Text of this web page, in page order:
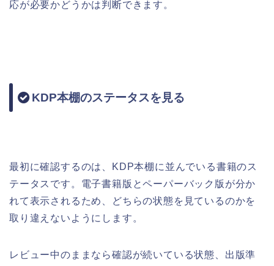
応が必要かどうかは判断できます。
KDP本棚のステータスを見る
最初に確認するのは、KDP本棚に並んでいる書籍のス
テータスです。電子書籍版とペーパーバック版が分か
れて表示されるため、どちらの状態を見ているのかを
取り違えないようにします。
レビュー中のままなら確認が続いている状態、出版準